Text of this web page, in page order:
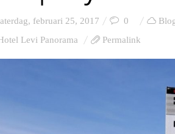
februari 25, 2017 0
Levi Panorama Permalink